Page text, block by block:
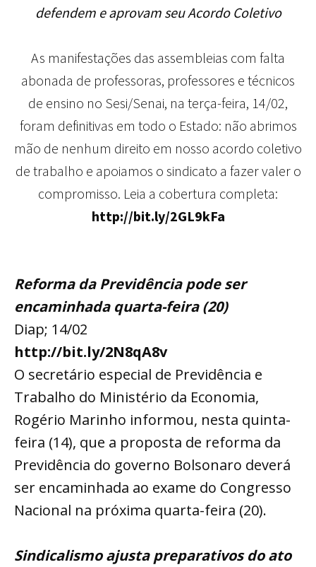
defendem e aprovam seu Acordo Coletivo
As manifestações das assembleias com falta
abonada de professoras, professores e técnicos
de ensino no Sesi/Senai, na terça-feira, 14/02,
foram definitivas em todo o Estado: não abrimos
mão de nenhum direito em nosso acordo coletivo
de trabalho e apoiamos o sindicato a fazer valer o
compromisso. Leia a cobertura completa:
http://bit.ly/2GL9kFa
Reforma da Previdência pode ser
encaminhada quarta-feira (20)
Diap; 14/02
http://bit.ly/2N8qA8v
O secretário especial de Previdência e
Trabalho do Ministério da Economia,
Rogério Marinho informou, nesta quinta-
feira (14), que a proposta de reforma da
Previdência do governo Bolsonaro deverá
ser encaminhada ao exame do Congresso
Nacional na próxima quarta-feira (20).
Sindicalismo ajusta preparativos do ato